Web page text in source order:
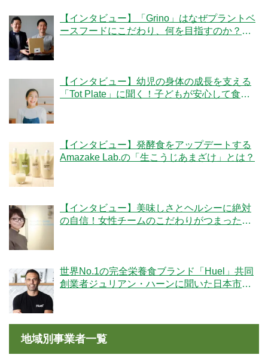
【インタビュー】「Grino」はなぜプラントベ
ースフードにこだわり、何を目指すのか？創
【インタビュー】幼児の身体の成長を支える
「Tot Plate」に聞く！子どもが安心して食べ
【インタビュー】発酵食をアップデートする
Amazake Lab.の「生こうじあまざけ」とは？
【インタビュー】美味しさとヘルシーに絶対
の自信！女性チームのこだわりがつまった
世界No.1の完全栄養食ブランド「Huel」共同
創業者ジュリアン・ハーンに聞いた日本市場
地域別事業者一覧